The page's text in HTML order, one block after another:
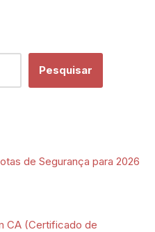
Pesquisar
de Segurança para 2026
CA (Certificado de